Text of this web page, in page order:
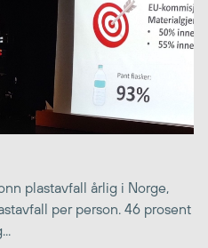
plastavfall årlig i Norge,
per person. 46 prosent